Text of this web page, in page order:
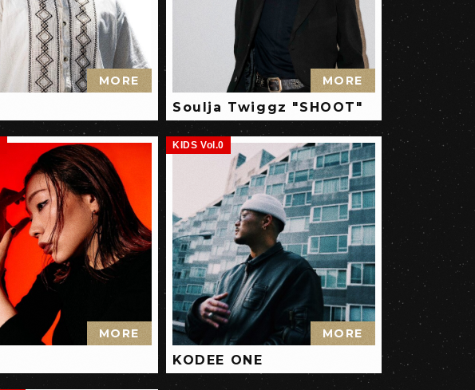
MORE MORE
Soulja Twiggz "SHOOT"
MORE MORE
KIDS Vol.0
KODEE ONE